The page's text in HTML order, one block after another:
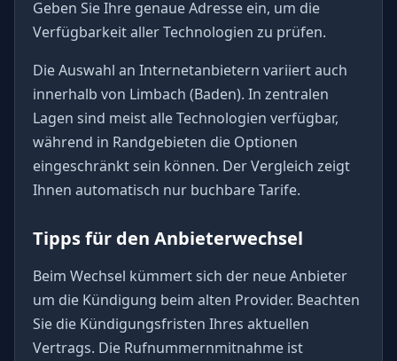
Geben Sie Ihre genaue Adresse ein, um die
Verfügbarkeit aller Technologien zu prüfen.
Die Auswahl an Internetanbietern variiert auch
innerhalb von Limbach (Baden). In zentralen
Lagen sind meist alle Technologien verfügbar,
während in Randgebieten die Optionen
eingeschränkt sein können. Der Vergleich zeigt
Ihnen automatisch nur buchbare Tarife.
Tipps für den Anbieterwechsel
Beim Wechsel kümmert sich der neue Anbieter
um die Kündigung beim alten Provider. Beachten
Sie die Kündigungsfristen Ihres aktuellen
Vertrags. Die Rufnummernmitnahme ist